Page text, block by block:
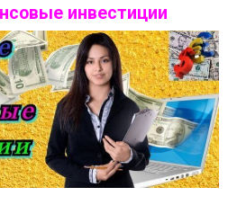
инвестиции